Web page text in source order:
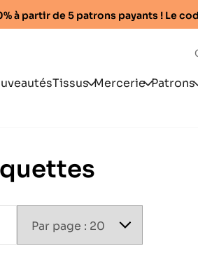
à partir de 5 patrons payants ! Le
Tissus
On assortit pour vous
Lin
Mercerie Patrons